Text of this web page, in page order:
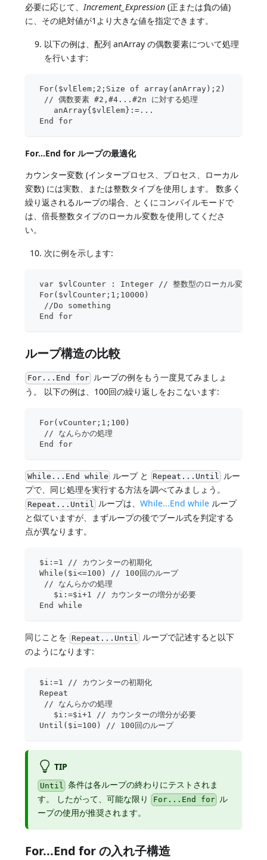
必要に応じて、 Increment_Expression (正または負の値)
に、その絶対値が1より大きな値を指定できます。
以下の例は、配列 anArray の偶数要素について処理
を行います:
For($vlElem;2;Size of array(anArray);2)
  // 偶数要素 #2,#4...#2n に対する処理
    anArray{$vlElem}:=...
End for
For...End for ループの最適化
カウンター変数 (インタープロセス、プロセス、ローカル
変数) には実数、または整数タイプを使用します。 数多く
繰り返されるループの場合、とくにコンパイルモードで
は、倍長整数タイプのローカル変数を使用してくださ
い。
次に例を示します:
var $vlCounter : Integer // 整数型のローカル変数を使
For($vlCounter;1;10000)
  //Do something
End for
ループ構造の比較
For...End for ループの例をもう一度見てみましょ
う。 以下の例は、100回の繰り返しをおこないます:
For(vCounter;1;100)
  // なんらかの処理
End for
While...End while ループ と Repeat...Until
ルー
プで、同じ処理を実行する方法を調べてみましょう。
Repeat...Until ループは、 While...End whileループ
と似ていますが、まずループの後でブール式を判定する
点が異なります。
$i:=1 // カウンターの初期化
While($i<=100) // 100回のループ
  // なんらかの処理
    $i:=$i+1 // カウンターの増分が必要
End while
同じことを Repeat...Until ループで記述すると以下
のようになります:
$i:=1 // カウンターの初期化
Repeat
  // なんらかの処理
    $i:=$i+1 // カウンターの増分が必要
Until($i=100) // 100回のループ
TIP
Until 条件は各ループの終わりにテストされま
す。 したがって、可能な限り For...End for ル
ープの使用が推奨されます。
For...End for の入れ子構造